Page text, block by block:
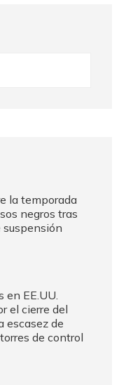
la temporada
negros tras
suspensión
en EE.UU.
el cierre del
escasez de
de control